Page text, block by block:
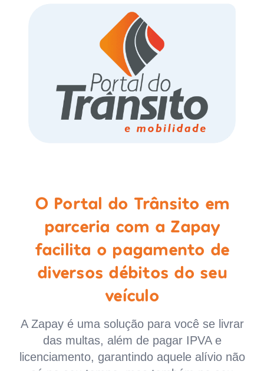
O Portal do Trânsito em
parceria com a Zapay
facilita o pagamento de
diversos débitos do seu
veículo
A Zapay é uma solução para você se livrar
das multas, além de pagar IPVA e
licenciamento, garantindo aquele alívio não